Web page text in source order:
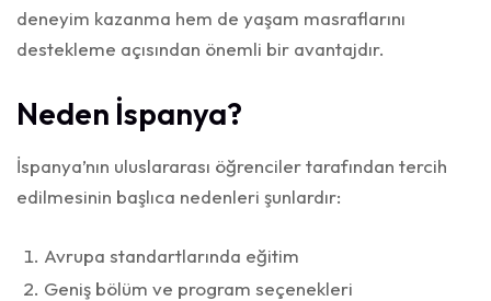
deneyim kazanma hem de yaşam masraflarını
destekleme açısından önemli bir avantajdır.
Neden İspanya?
İspanya’nın uluslararası öğrenciler tarafından tercih
edilmesinin başlıca nedenleri şunlardır:
Avrupa standartlarında eğitim
Geniş bölüm ve program seçenekleri